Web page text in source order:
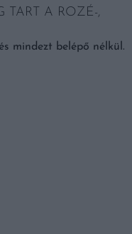
TART A ROZÉ-,
mindezt belépő nélkül.